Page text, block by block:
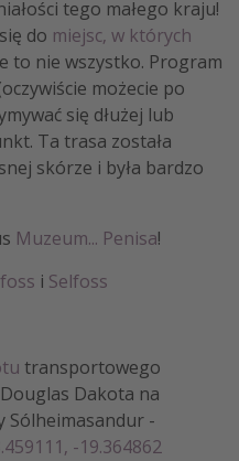
tego małego kraju!
do miejsc, w których
to nie wszystko. Program
możecie po
się dłużej lub
Ta trasa została
skórze i była bardzo
Muzeum... Penisa!
i Selfoss
transportowego
Dakota na
Sólheimasandur -
-19.364862